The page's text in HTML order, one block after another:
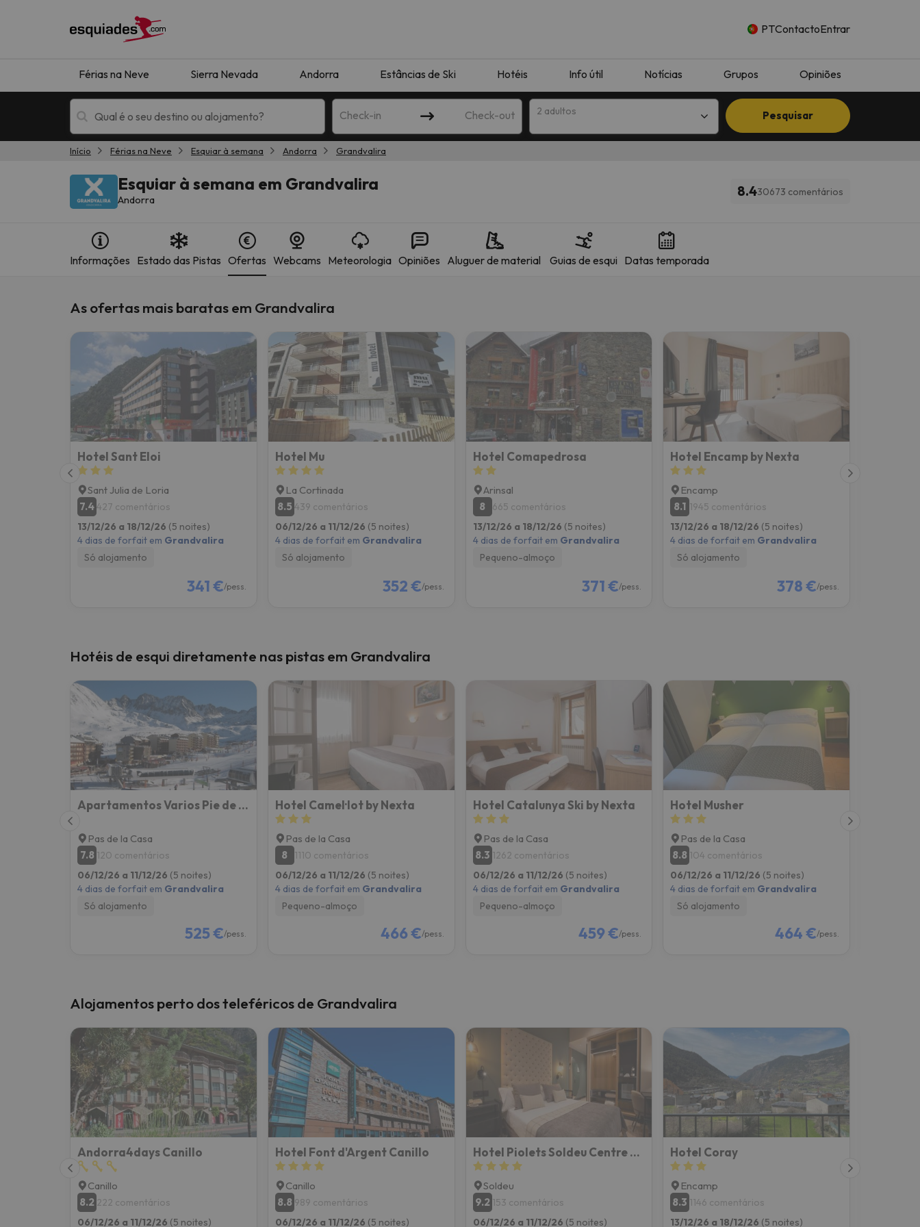
PTContactoEntrar
Férias na Neve Sierra Nevada Andorra Estâncias de Ski Hotéis Info útil Notícias Grupos Opiniões
Check-in Check-out 2 adultos Pesquisar
Férias na neve Hotéis de montanha
Bem, parece que o nosso Seeker perdeu o seu caminho. Assim que encontrar a sua bússola, estará de volta.
Início Férias na Neve Esquiar à semana Andorra Grandvalira
Esquiar à semana em Grandvalira
Andorra 8.430673 comentários
Informações Estado das Pistas Ofertas Webcams Meteorologia Opiniões Aluguer de material Guias de esqui Datas temporada
As ofertas mais baratas em Grandvalira
Hotel Sant Eloi
Sant Julia de Loria
7.4427 comentários
13/12/26 a 18/12/26 (5 noites)
4 dias de forfait em Grandvalira
Só alojamento
341 €/pess.
Hotel Mu
La Cortinada
8.5 439 comentários
06/12/26 a 11/12/26 (5 noites)
4 dias de forfait em Grandvalira
Só alojamento
352 €/pess.
Hotel Comapedrosa
Arinsal
8
665 comentários
13/12/26 a 18/12/26 (5 noites)
4 dias de forfait em Grandvalira
Pequeno-almoço
371 €/pess.
Hotel Encamp by Nexta
Encamp
8.1 1945 comentários
13/12/26 a 18/12/26 (5 noites)
4 dias de forfait em Grandvalira
Só alojamento
378 €/pess.
Hotéis de esqui diretamente nas pistas em Grandvalira
Apartamentos Varios Pie de Pistas Grifovacances
Pas de la Casa
7.8 120 comentários
06/12/26 a 11/12/26 (5 noites)
4 dias de forfait em Grandvalira
Só alojamento
525 €/pess.
Hotel Camel·lot by Nexta
Pas de la Casa
8
1110 comentários
06/12/26 a 11/12/26 (5 noites)
4 dias de forfait em Grandvalira
Pequeno-almoço
466 €/pess.
Hotel Catalunya Ski by Nexta
Pas de la Casa
8.3 1262 comentários
06/12/26 a 11/12/26 (5 noites)
4 dias de forfait em Grandvalira
Pequeno-almoço
459 €/pess.
Hotel Musher
Pas de la Casa
8.8 104 comentários
06/12/26 a 11/12/26 (5 noites)
4 dias de forfait em Grandvalira
Só alojamento
464 €/pess.
Alojamentos perto dos teleféricos de Grandvalira
Andorra4days Canillo
Canillo
8.2 222 comentários
06/12/26 a 11/12/26 (5 noites)
Hotel Font d'Argent Canillo
Canillo
8.8 989 comentários
06/12/26 a 11/12/26 (5 noites)
Hotel Piolets Soldeu Centre by Nexta
Soldeu
9.2 153 comentários
06/12/26 a 11/12/26 (5 noites)
Hotel Coray
Encamp
8.3 1146 comentários
13/12/26 a 18/12/26 (5 noites)